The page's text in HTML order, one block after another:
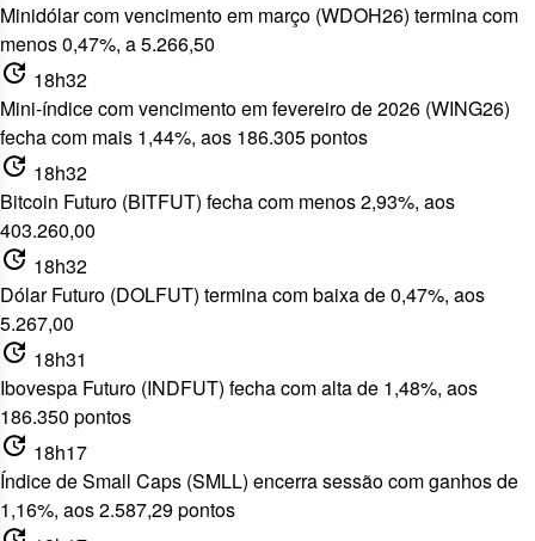
Minidólar com vencimento em março (WDOH26) termina com
menos 0,47%, a 5.266,50
update 18h32
Mini-índice com vencimento em fevereiro de 2026 (WING26)
fecha com mais 1,44%, aos 186.305 pontos
update 18h32
Bitcoin Futuro (BITFUT) fecha com menos 2,93%, aos
403.260,00
update 18h32
Dólar Futuro (DOLFUT) termina com baixa de 0,47%, aos
5.267,00
update 18h31
Ibovespa Futuro (INDFUT) fecha com alta de 1,48%, aos
186.350 pontos
update 18h17
Índice de Small Caps (SMLL) encerra sessão com ganhos de
1,16%, aos 2.587,29 pontos